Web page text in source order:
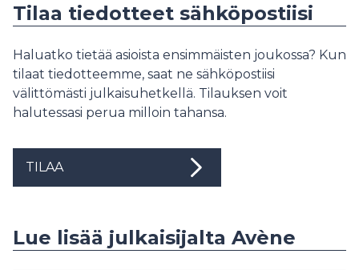
Tilaa tiedotteet sähköpostiisi
Haluatko tietää asioista ensimmäisten joukossa? Kun
tilaat tiedotteemme, saat ne sähköpostiisi
välittömästi julkaisuhetkellä. Tilauksen voit
halutessasi perua milloin tahansa.
TILAA
Lue lisää julkaisijalta Avène